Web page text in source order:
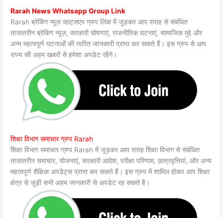
Rarah News Whatsapp Group Link
Rarah ब्रेकिंग न्यूज़ व्हाट्सएप ग्रुप लिंक में जुड़कर आप राराह से संबंधित
ताजातरीन ब्रेकिंग न्यूज़, सरकारी घोषणाएं, राजनीतिक घटनाएं, सामाजिक मुद्दे और
अन्य महत्वपूर्ण घटनाओं की त्वरित जानकारी प्राप्त कर सकते हैं। इस ग्रुप से आप
राज्य की अहम खबरों से हमेशा अपडेट रहेंगे।
शिक्षा विभाग समाचार ग्रुप Rarah
शिक्षा विभाग समाचार ग्रुप Rarah में जुड़कर आप राराह शिक्षा विभाग से संबंधित
ताजातरीन समाचार, योजनाएं, सरकारी आदेश, परीक्षा परिणाम, छात्रवृत्तियां, और अन्य
महत्वपूर्ण शैक्षिक अपडेट्स प्राप्त कर सकते हैं। इस ग्रुप में शामिल होकर आप शिक्षा
क्षेत्र से जुड़ी सभी अहम जानकारी से अपडेट रह सकते हैं।